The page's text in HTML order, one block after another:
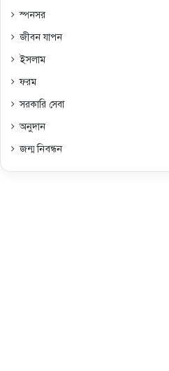
স্পনসর
জীবন যাপন
ইসলাম
ফরম
সরকারি সেবা
অনুদান
জন্ম নিবন্ধন